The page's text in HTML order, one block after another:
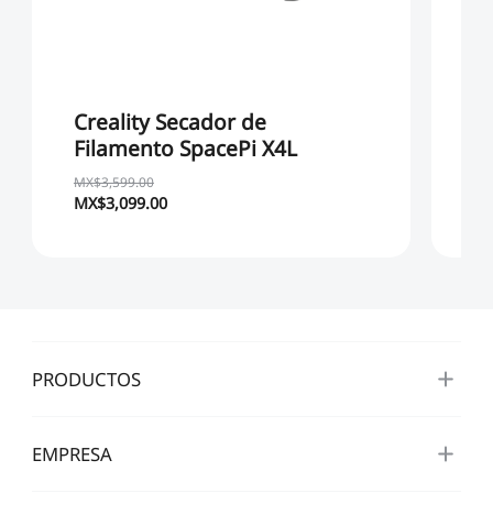
Creality Secador de
Filamento SpacePi X4L
MX$3,599.00
MX$3,099.00
PRODUCTOS
EMPRESA